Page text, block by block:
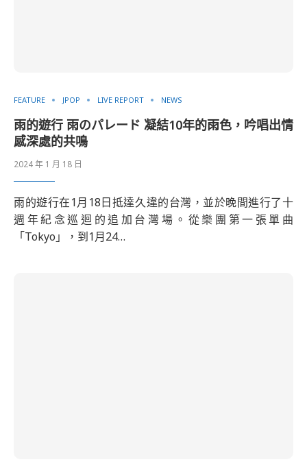
FEATURE JPOP LIVE REPORT NEWS
雨的遊行 雨のパレード 凝結10年的雨色，吟唱出情
感深處的共鳴
2024 年 1 月 18 日
雨的遊行在1月18日抵達久違的台灣，並於晚間進行了十
週年紀念巡迴的追加台灣場。從樂團第一張單曲
「Tokyo」，到1月24…